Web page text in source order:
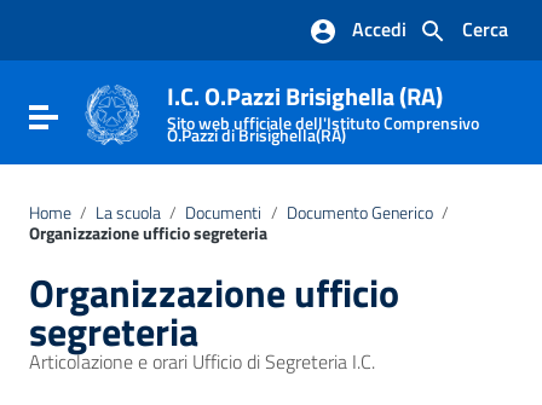
Vai al footer
Cerca
Accedi
Attiva / disattiva la navigazione
I.C. O.Pazzi Brisighella (RA)
Sito web ufficiale dell'Istituto Comprensivo
O.Pazzi di Brisighella(RA)
Home / La scuola / Documenti / Documento Generico /
Organizzazione ufficio segreteria
Organizzazione ufficio
segreteria
Articolazione e orari Ufficio di Segreteria I.C.